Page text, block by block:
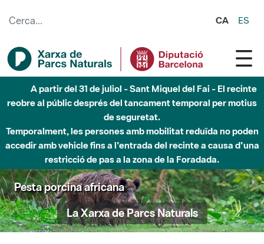
CA ES
A partir del 31 de juliol - Sant Miquel del Fai - El recinte
reobre al públic després del tancament temporal per motius
de seguretat.
Temporalment, les persones amb mobilitat reduïda no poden
accedir amb vehicle fins a l'entrada del recinte a causa d'una
restricció de pas a la zona de la Foradada.
Pesta porcina africana
La Xarxa de Parcs Naturals